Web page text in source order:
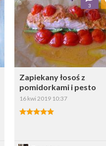
Zapiekany łosoś z
pomidorkami i pesto
16 kwi 2019 10:37
3
Wybierz